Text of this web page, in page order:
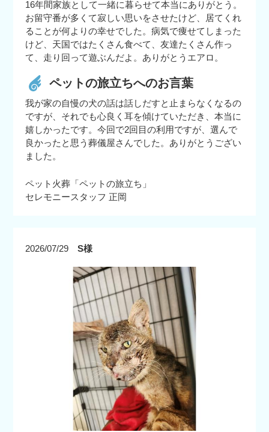
16年間家族として一緒に暮らせて本当にありがとう。
お留守番が多くて寂しい思いをさせたけど、居てくれ
ることが何よりの幸せでした。病気で痩せてしまった
けど、天国ではたくさん食べて、友達たくさん作っ
て、走り回って遊ぶんだよ。ありがとうエアロ。
ペットの旅立ちへのお言葉
我が家の自慢の犬の話は話しだすと止まらなくなるの
ですが、それでも心良く耳を傾けていただき、本当に
嬉しかったです。今回で2回目の利用ですが、選んで
良かったと思う葬儀屋さんでした。ありがとうござい
ました。
ペット火葬「ペットの旅立ち」
セレモニースタッフ 正岡
2026/07/29 S様